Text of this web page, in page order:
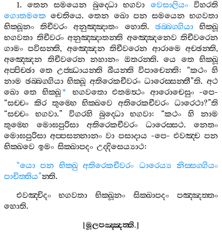
1.තෙන සමයෙන බුද‍්ධො භගවා වෙසාලියං
විහරති
ගොතමකෙ චෙතියෙ.තෙන ඛො පන සමයෙන භගවතා
භික‍්ඛූනං
තිචීවරං අනුඤ‍්ඤාතං හොති. ඡබ‍්බග‍්ගියා
භික‍්ඛූ
භගවතා තිචීවරං අනුඤ‍්ඤාතන‍්ති අඤ‍්ඤෙනෙව තිචීවරෙන
ගාමං පවිසන‍්ති, අඤ‍්ඤෙන තිචීවරෙන ආරාමෙ අච‍්ඡන‍්ති,
අඤ‍්ඤෙන
තිචීවරෙන නහානං ඔතරන‍්ති. යෙ තෙ භික‍්ඛූ
අප‍්පිච‍්ඡා තෙ උජ‍්ඣායන‍්ති ඛීයන‍්ති විපාචෙන‍්ති: “කථං හි
නාම ඡබ‍්බග‍්ගියා භික‍්ඛූ අතිරෙකචීවරං ධාරෙස‍්සන‍්තී”ති.අථ
ඛො තෙ භික‍්ඛූ* භගවතො එතමත්‍ථං ආරොචෙසුං-පෙ-
“සච‍්චං කිර තුම‍්හෙ භික‍්ඛවෙ අතිරෙකචීවරං ධාරෙථා?”ති
“සච‍්චං භගවා.” විගරහි බුද‍්ධො භගවා: “කථං හි
නාම
තුම‍්හෙ
මොඝපුරිසා අතිරෙකචීවරං ධාරෙස‍්සථ. නෙතං
මොඝපුරිසා අප‍්පසන‍්නානං වා පසාදාය -පෙ-එවඤ‍්ච පන
භික‍්ඛවෙ ඉමං සික‍්ඛාපදං උද‍්දිසෙය්‍යාථ:
“යො පන භික‍්ඛු අතිරෙකචීවරං ධාරෙය්‍ය නිස‍්සග‍්ගියං
පාචිත‍්තිය”න‍්ති.
එවඤ‍්චිදං
භගවතා භික‍්ඛූනං සික‍්ඛාපදං
පඤ‍්ඤත‍්තං
හොති.
[මූලපඤ‍්ඤත‍්ති.]